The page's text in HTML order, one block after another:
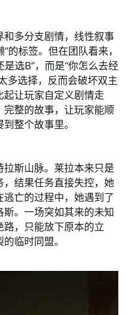
多分支剧情，线性叙事
的标签。但在团队看来，
选B”，而是“你怎么去经
多选择，反而会破坏双主
让玩家自定义剧情走
整的故事，让玩家能顺
整个故事里。
斯山脉。莱拉本来只是
结果任务直接失控，她
亡的过程中，她遇到了
。一场突如其来的未知
，只能放下原本的立
临时同盟。